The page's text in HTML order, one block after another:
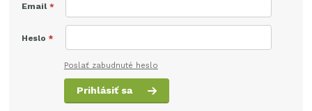
Email *
Heslo *
Poslať zabudnuté heslo
Prihlásiť sa